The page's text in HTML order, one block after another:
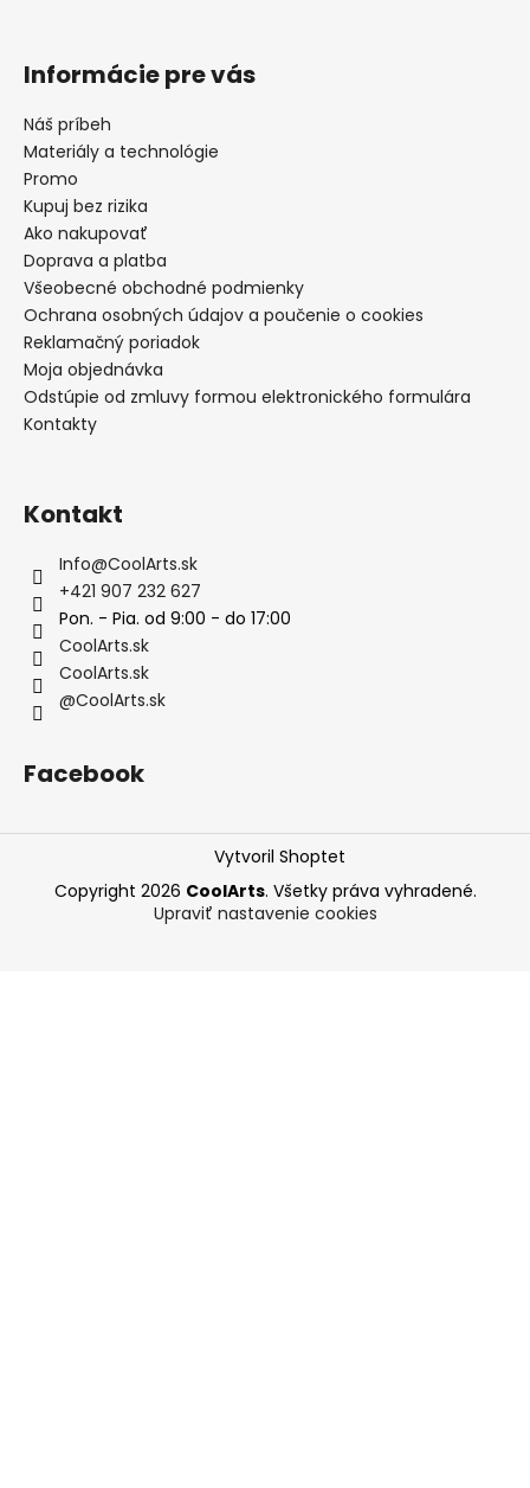
Informácie pre vás
Náš príbeh
Materiály a technológie
Promo
Kupuj bez rizika
Ako nakupovať
Doprava a platba
Všeobecné obchodné podmienky
Ochrana osobných údajov a poučenie o cookies
Reklamačný poriadok
Moja objednávka
Odstúpie od zmluvy formou elektronického formulára
Kontakty
Kontakt
Info@CoolArts.sk
+421 907 232 627
Pon. - Pia. od 9:00 - do 17:00
CoolArts.sk
CoolArts.sk
@CoolArts.sk
Facebook
Vytvoril Shoptet
Copyright 2026 CoolArts. Všetky práva vyhradené.
Upraviť nastavenie cookies